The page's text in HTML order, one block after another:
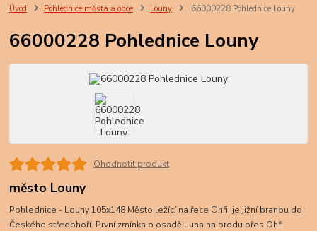
Úvod Pohlednice města a obce Louny 66000228 Pohlednice Louny
66000228 Pohlednice Louny
Ohodnotit produkt
město Louny
Pohlednice - Louny 105x148 Město ležící na řece Ohři, je jižní branou do
Českého středohoří. První zmínka o osadě Luna na brodu přes Ohři